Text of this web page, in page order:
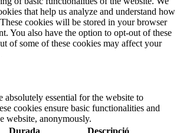
that help us analyze and understand how
cookies will be stored in your browser
You also have the option to opt-out of these
of some of these cookies may affect your
absolutely essential for the website to
cookies ensure basic functionalities and
website, anonymously.